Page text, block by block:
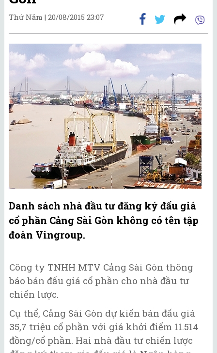
Thứ Năm | 20/08/2015 23:07
Danh sách nhà đầu tư đăng ký đấu giá
cổ phần Cảng Sài Gòn không có tên tập
đoàn Vingroup.
Công ty TNHH MTV Cảng Sài Gòn thông
báo bán đấu giá cổ phần cho nhà đầu tư
chiến lược.
Cụ thể, Cảng Sài Gòn dự kiến bán đấu giá
35,7 triệu cổ phần với giá khởi điểm 11.514
đồng/cổ phần. Hai nhà đầu tư chiến lược